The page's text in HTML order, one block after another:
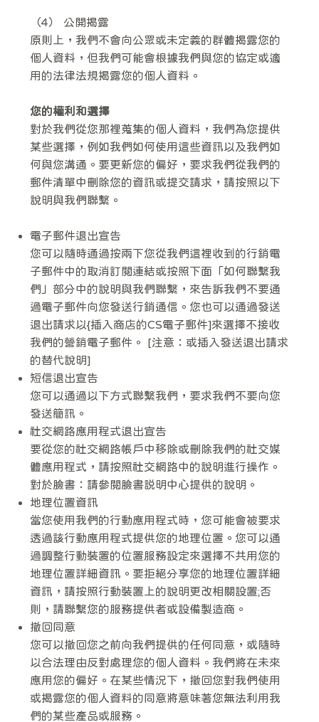
（4） 公開揭露
原則上，我們不會向公眾或未定義的群體揭露您的
個人資料，但我們可能會根據我們與您的協定或適
用的法律法規揭露您的個人資料。
您的權利和選擇
對於我們從您那裡蒐集的個人資料，我們為您提供
某些選擇，例如我們如何使用這些資訊以及我們如
何與您溝通。要更新您的偏好，要求我們從我們的
郵件清單中刪除您的資訊或提交請求，請按照以下
說明與我們聯繫。
電子郵件退出宣告
您可以隨時通過按兩下您從我們這裡收到的行銷電
子郵件中的取消訂閱連結或按照下面「如何聯繫我
們」部分中的說明與我們聯繫，來告訴我們不要通
過電子郵件向您發送行銷通信。您也可以通過發送
退出請求以{插入商店的CS電子郵件]來選擇不接收
我們的營銷電子郵件。 [注意：或插入發送退出請求
的替代說明]
短信退出宣告
您可以通過以下方式聯繫我們，要求我們不要向您
發送簡訊。
社交網路應用程式退出宣告
要從您的社交網路帳戶中移除或刪除我們的社交媒
體應用程式，請按照社交網路中的說明進行操作。
對於臉書：請參閱臉書説明中心提供的說明。
地理位置資訊
當您使用我們的行動應用程式時，您可能會被要求
透過該行動應用程式提供您的地理位置。您可以通
過調整行動裝置的位置服務設定來選擇不共用您的
地理位置詳細資訊。要拒絕分享您的地理位置詳細
資訊，請按照行動裝置上的說明更改相關設置;否
則，請聯繫您的服務提供者或設備製造商。
撤回同意
您可以撤回您之前向我們提供的任何同意，或隨時
以合法理由反對處理您的個人資料。我們將在未來
應用您的偏好。在某些情況下，撤回您對我們使用
或揭露您的個人資料的同意將意味著您無法利用我
們的某些產品或服務。